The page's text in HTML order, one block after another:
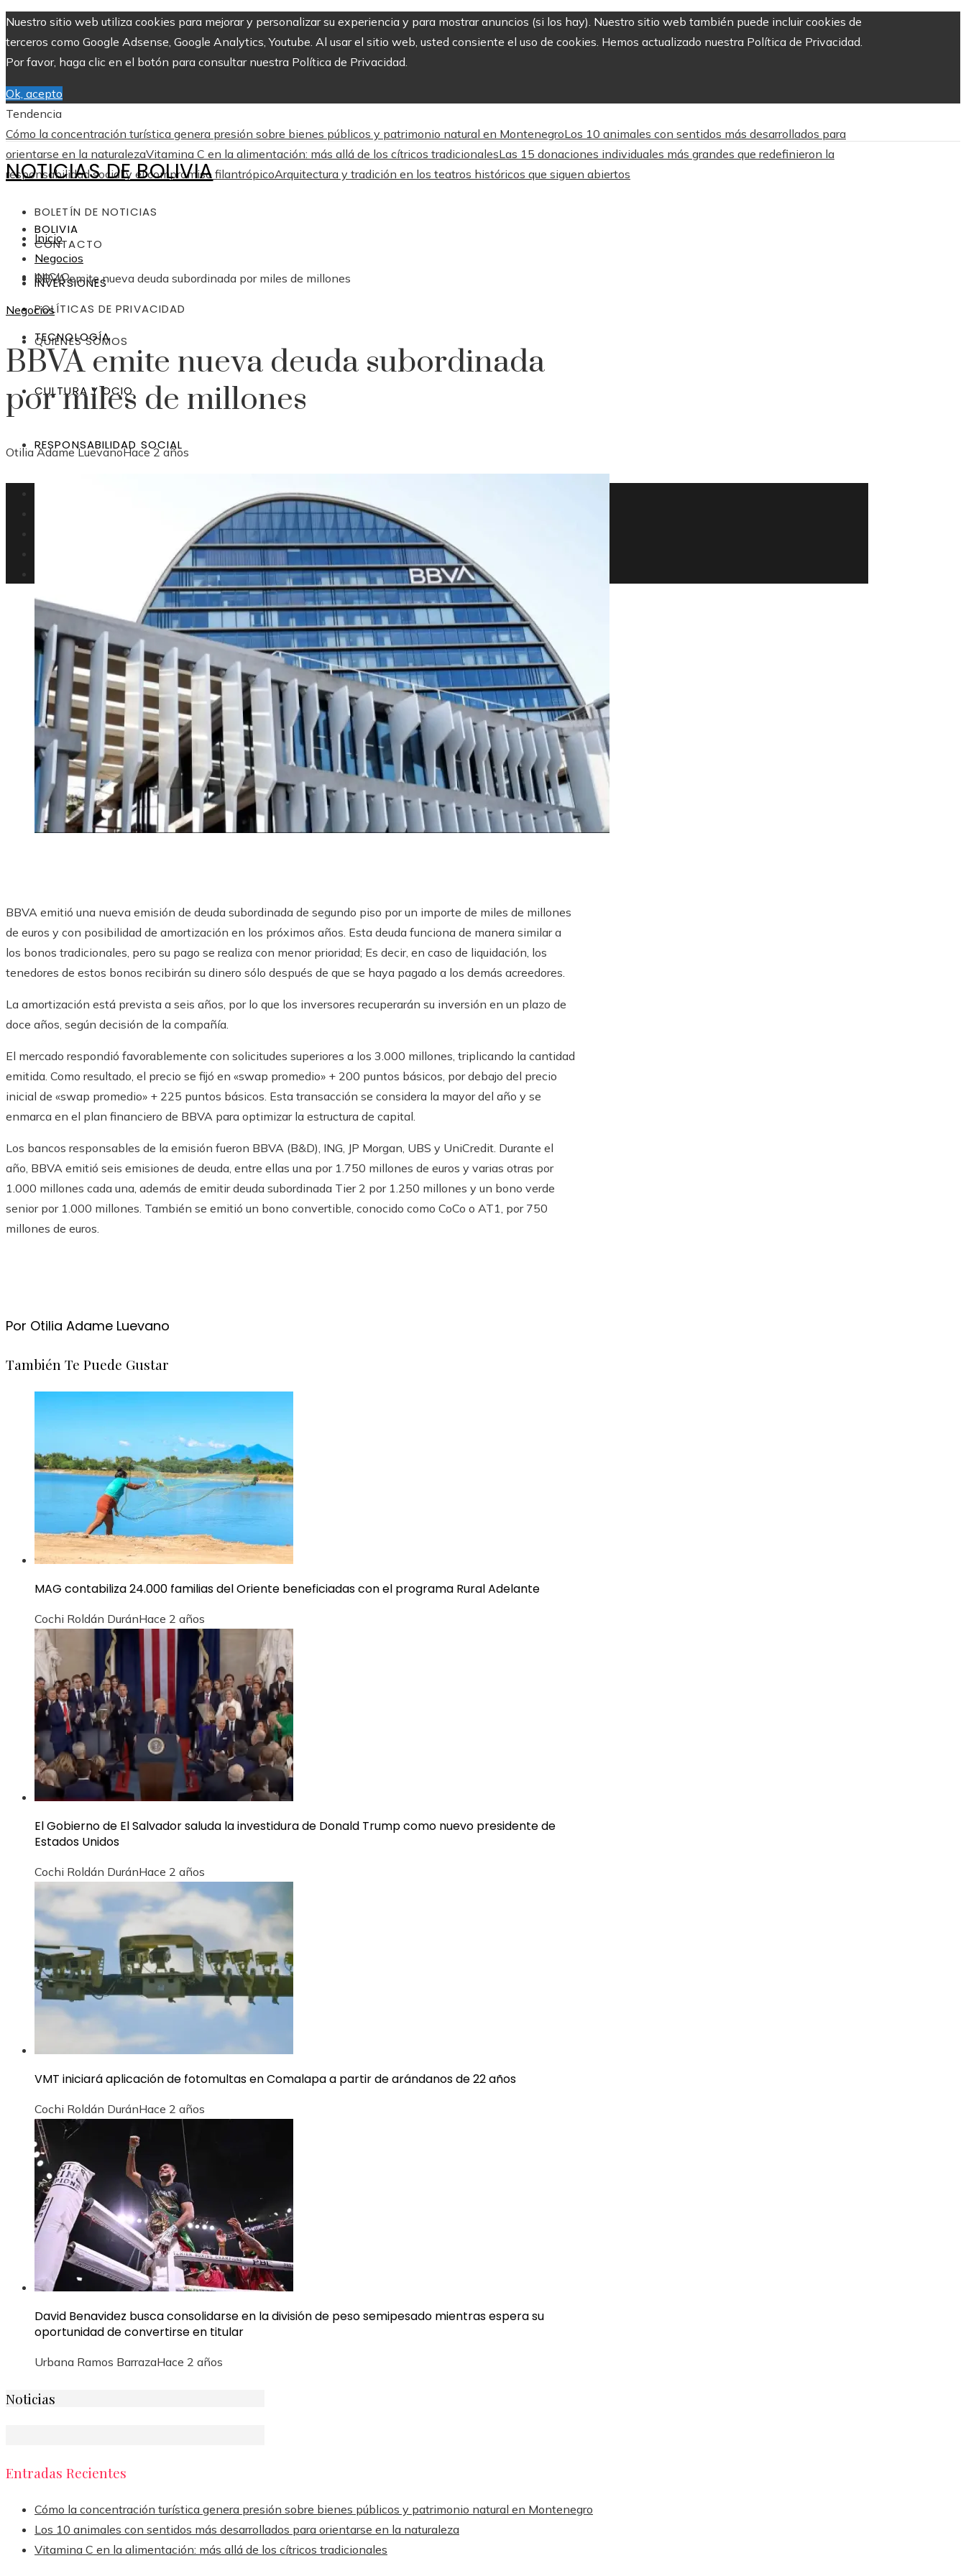
Nuestro sitio web utiliza cookies para mejorar y personalizar su experiencia y para mostrar anuncios (si los hay). Nuestro sitio web también puede incluir cookies de
terceros como Google Adsense, Google Analytics, Youtube. Al usar el sitio web, usted consiente el uso de cookies. Hemos actualizado nuestra Política de Privacidad.
Por favor, haga clic en el botón para consultar nuestra Política de Privacidad.
Ok, acepto
Tendencia
Cómo la concentración turística genera presión sobre bienes públicos y patrimonio natural en MontenegroLos 10 animales con sentidos más desarrollados para
orientarse en la naturalezaVitamina C en la alimentación: más allá de los cítricos tradicionalesLas 15 donaciones individuales más grandes que redefinieron la
responsabilidad social y el compromiso filantrópicoArquitectura y tradición en los teatros históricos que siguen abiertos
BOLETÍN DE NOTICIAS
CONTACTO
INICIO
POLÍTICAS DE PRIVACIDAD
QUIÉNES SOMOS
NOTICIAS DE BOLIVIA
BOLIVIA
INVERSIONES
TECNOLOGÍA
CULTURA Y OCIO
RESPONSABILIDAD SOCIAL
Inicio
Negocios
BBVA emite nueva deuda subordinada por miles de millones
Negocios
BBVA emite nueva deuda subordinada
por miles de millones
Otilia Adame LuevanoHace 2 años
BBVA emitió una nueva emisión de deuda subordinada de segundo piso por un importe de miles de millones
de euros y con posibilidad de amortización en los próximos años. Esta deuda funciona de manera similar a
los bonos tradicionales, pero su pago se realiza con menor prioridad; Es decir, en caso de liquidación, los
tenedores de estos bonos recibirán su dinero sólo después de que se haya pagado a los demás acreedores.
La amortización está prevista a seis años, por lo que los inversores recuperarán su inversión en un plazo de
doce años, según decisión de la compañía.
El mercado respondió favorablemente con solicitudes superiores a los 3.000 millones, triplicando la cantidad
emitida. Como resultado, el precio se fijó en «swap promedio» + 200 puntos básicos, por debajo del precio
inicial de «swap promedio» + 225 puntos básicos. Esta transacción se considera la mayor del año y se
enmarca en el plan financiero de BBVA para optimizar la estructura de capital.
Los bancos responsables de la emisión fueron BBVA (B&D), ING, JP Morgan, UBS y UniCredit. Durante el
año, BBVA emitió seis emisiones de deuda, entre ellas una por 1.750 millones de euros y varias otras por
1.000 millones cada una, además de emitir deuda subordinada Tier 2 por 1.250 millones y un bono verde
senior por 1.000 millones. También se emitió un bono convertible, conocido como CoCo o AT1, por 750
millones de euros.
Por Otilia Adame Luevano
También Te Puede Gustar
MAG contabiliza 24.000 familias del Oriente beneficiadas con el programa Rural Adelante
Cochi Roldán DuránHace 2 años
El Gobierno de El Salvador saluda la investidura de Donald Trump como nuevo presidente de
Estados Unidos
Cochi Roldán DuránHace 2 años
VMT iniciará aplicación de fotomultas en Comalapa a partir de arándanos de 22 años
Cochi Roldán DuránHace 2 años
David Benavidez busca consolidarse en la división de peso semipesado mientras espera su
oportunidad de convertirse en titular
Urbana Ramos BarrazaHace 2 años
Noticias
Entradas Recientes
Cómo la concentración turística genera presión sobre bienes públicos y patrimonio natural en Montenegro
Los 10 animales con sentidos más desarrollados para orientarse en la naturaleza
Vitamina C en la alimentación: más allá de los cítricos tradicionales